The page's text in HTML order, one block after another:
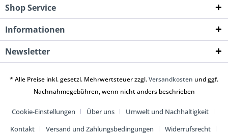
Shop Service
Informationen
Newsletter
* Alle Preise inkl. gesetzl. Mehrwertsteuer zzgl.Versandkosten und ggf.
Nachnahmegebühren, wenn nicht anders beschrieben
Cookie-Einstellungen Über uns
Umwelt und Nachhaltigkeit
Kontakt
Versand und Zahlungsbedingungen
Widerrufsrecht